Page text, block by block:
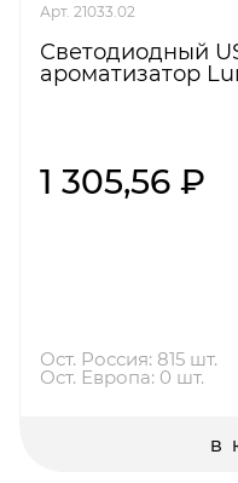
Арт. 21033.02
Светодиодный
ароматизатор
1 305,56 ₽
Ост. Россия: 815 шт.
Ост. Европа: 0 шт.
В